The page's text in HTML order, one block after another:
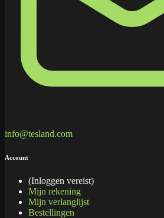
info@tesland.com
Account
(Inloggen vereist)
Mijn rekening
Mijn verlanglijst
Bestellingen